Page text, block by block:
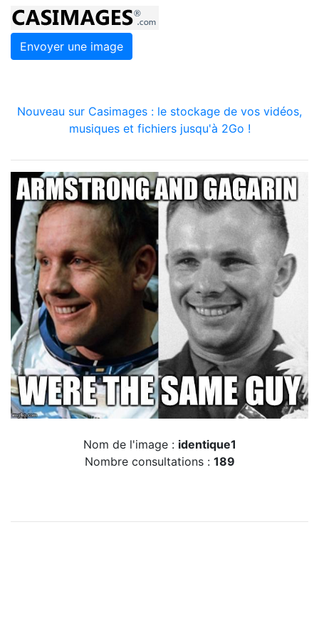
Envoyer une image
Nouveau sur Casimages : le stockage de vos vidéos,
musiques et fichiers jusqu'à 2Go !
Nom de l'image : identique1
Nombre consultations : 189